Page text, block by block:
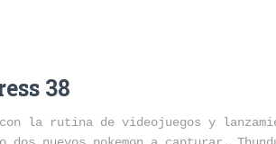
38
con la rutina de videojuegos y